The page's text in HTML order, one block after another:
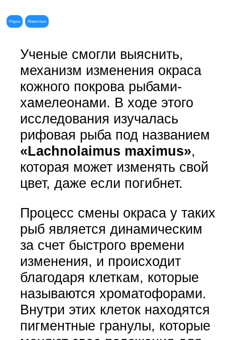
Наука Животные
Ученые смогли выяснить,
механизм изменения окраса
кожного покрова рыбами-
хамелеонами. В ходе этого
исследования изучалась
рифовая рыба под названием
«Lachnolaimus maximus»,
которая может изменять свой
цвет, даже если погибнет.
Процесс смены окраса у таких
рыб является динамическим
за счет быстрого времени
изменения, и происходит
благодаря клеткам, которые
называются хроматофорами.
Внутри этих клеток находятся
пигментные гранулы, которые